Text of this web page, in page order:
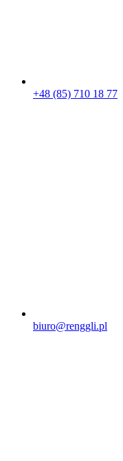
+48 (85) 710 18 77
biuro@renggli.pl